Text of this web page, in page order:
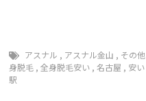
アスナル , アスナル金山 , その他
身脱毛 ,全身脱毛安い ,名古屋 , 安い
駅